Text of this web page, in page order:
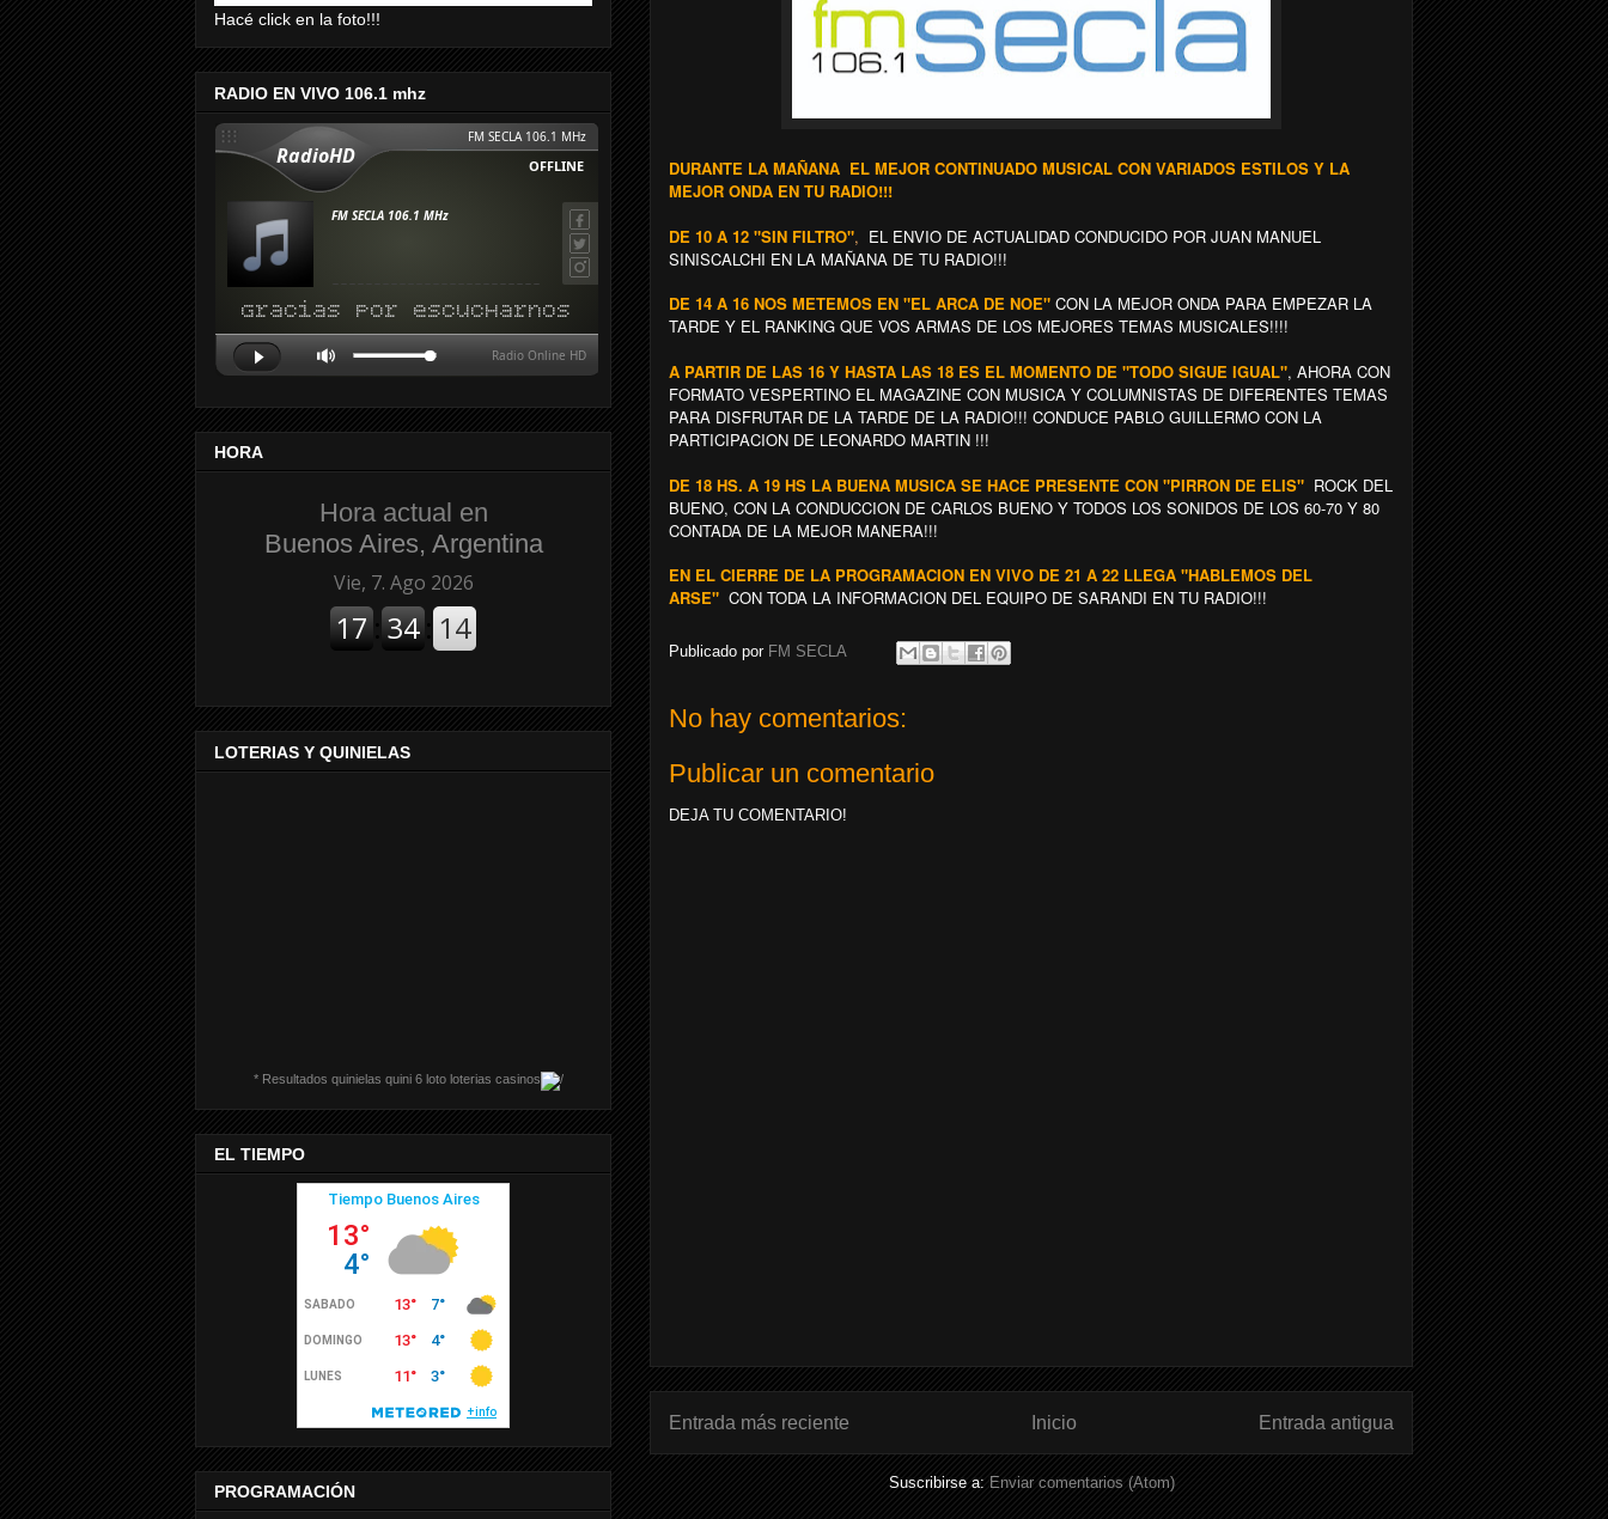
DURANTE LA MAÑANA EL MEJOR CONTINUADO MUSICAL CON VARIADOS ESTILOS Y LA
MEJOR ONDA EN TU RADIO!!!
DE 10 A 12 "SIN FILTRO", EL ENVIO DE ACTUALIDAD CONDUCIDO POR JUAN MANUEL
SINISCALCHI EN LA MAÑANA DE TU RADIO!!!
DE 14 A 16 NOS METEMOS EN "EL ARCA DE NOE" CON LA MEJOR ONDA PARA EMPEZAR LA
TARDE Y EL RANKING QUE VOS ARMAS DE LOS MEJORES TEMAS MUSICALES!!!!
A PARTIR DE LAS 16 Y HASTA LAS 18 ES EL MOMENTO DE "TODO SIGUE IGUAL", AHORA CON
FORMATO VESPERTINO EL MAGAZINE CON MUSICA Y COLUMNISTAS DE DIFERENTES TEMAS
PARA DISFRUTAR DE LA TARDE DE LA RADIO!!! CONDUCE PABLO GUILLERMO CON LA
PARTICIPACION DE LEONARDO MARTIN !!!
DE 18 HS. A 19 HS LA BUENA MUSICA SE HACE PRESENTE CON "PIRRON DE ELIS" ROCK DEL
BUENO, CON LA CONDUCCION DE CARLOS BUENO Y TODOS LOS SONIDOS DE LOS 60-70 Y 80
CONTADA DE LA MEJOR MANERA!!!
EN EL CIERRE DE LA PROGRAMACION EN VIVO DE 21 A 22 LLEGA "HABLEMOS DEL
ARSE" CON TODA LA INFORMACION DEL EQUIPO DE SARANDI EN TU RADIO!!!
Publicado por FM SECLA
No hay comentarios:
Publicar un comentario
DEJA TU COMENTARIO!
Entrada más reciente Entrada antigua
Inicio
Suscribirse a: Enviar comentarios (Atom)
Hacé click en la foto!!!
RADIO EN VIVO 106.1 mhz
HORA
Hora actual en
Buenos Aires, Argentina
LOTERIAS Y QUINIELAS
* Resultados quinielas quini 6 loto loterias casinos
EL TIEMPO
PROGRAMACIÓN